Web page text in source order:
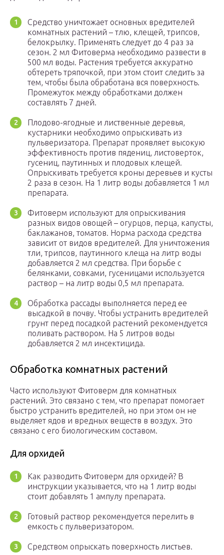
Средство уничтожает основных вредителей
комнатных растений – тлю, клещей, трипсов,
белокрылку. Применять следует до 4 раз за
сезон. 2 мл Фитоверма необходимо развести в
500 мл воды. Растения требуется аккуратно
обтереть тряпочкой, при этом стоит следить за
тем, чтобы была обработана вся поверхность.
Промежуток между обработками должен
составлять 7 дней.
Плодово-ягодные и лиственные деревья,
кустарники необходимо опрыскивать из
пульверизатора. Препарат проявляет высокую
эффективность против пядениц, листоверток,
гусениц, паутинных и плодовых клещей.
Опрыскивать требуется кроны деревьев и кусты
2 раза в сезон. На 1 литр воды добавляется 1 мл
препарата.
Фитоверм используют для опрыскивания
разных видов овощей – огурцов, перца, капусты,
баклажанов, томатов. Норма расхода средства
зависит от видов вредителей. Для уничтожения
тли, трипсов, паутинного клеща на литр воды
добавляется 2 мл средства. При борьбе с
белянками, совками, гусеницами используется
раствор – на литр воды 0,5 мл препарата.
Обработка рассады выполняется перед ее
высадкой в почву. Чтобы устранить вредителей
грунт перед посадкой растений рекомендуется
поливать раствором. На 5 литров воды
добавляется 2 мл инсектицида.
Обработка комнатных растений
Часто используют Фитоверм для комнатных
растений. Это связано с тем, что препарат помогает
быстро устранить вредителей, но при этом он не
выделяет ядов и вредных веществ в воздух. Это
связано с его биологическим составом.
Для орхидей
Как разводить Фитоверм для орхидей? В
инструкции указывается, что на 1 литр воды
стоит добавлять 1 ампулу препарата.
Готовый раствор рекомендуется перелить в
емкость с пульверизатором.
Средством опрыскать поверхность листьев.